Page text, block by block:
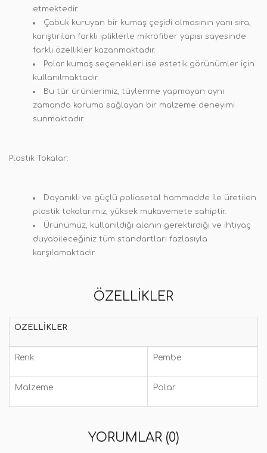
etmektedir.
Çabuk kuruyan bir kumaş çeşidi olmasının yanı sıra,
karıştırılan farklı ipliklerle mikrofiber yapısı sayesinde
farklı özellikler kazanmaktadır.
Polar kumaş seçenekleri ise estetik görünümler için
kullanılmaktadır.
Bu tür ürünlerimiz, tüylenme yapmayan aynı
zamanda koruma sağlayan bir malzeme deneyimi
sunmaktadır.
Plastik Tokalar:
Dayanıklı ve güçlü poliasetal hammadde ile üretilen
plastik tokalarımız, yüksek mukavemete sahiptir.
Ürünümüz, kullanıldığı alanın gerektirdiği ve ihtiyaç
duyabileceğiniz tüm standartları fazlasıyla
karşılamaktadır.
ÖZELLIKLER
ÖZELLIKLER
Renk Pembe
Malzeme Polar
YORUMLAR (0)